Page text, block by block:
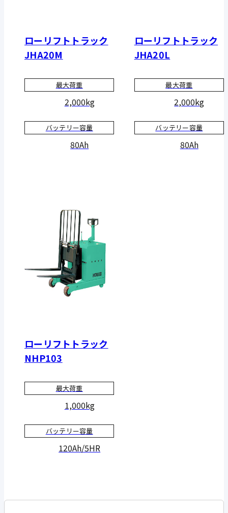
ローリフトトラック
JHA20M
最大荷重
2,000kg
バッテリー容量
80Ah
ローリフトトラック
JHA20L
最大荷重
2,000kg
バッテリー容量
80Ah
ローリフトトラック
NHP103
最大荷重
1,000kg
バッテリー容量
120Ah/5HR